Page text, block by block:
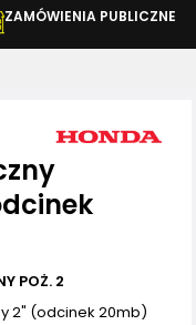
ZAMÓWIENIA PUBLICZNE
POŻ. 2
2" (odcinek 20mb)